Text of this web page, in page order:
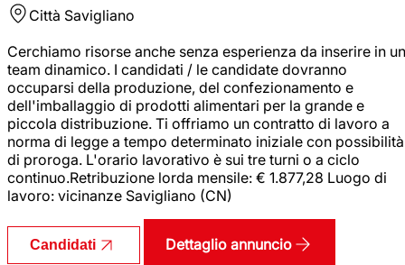
Città Savigliano
Cerchiamo risorse anche senza esperienza da inserire in un
team dinamico. I candidati / le candidate dovranno
occuparsi della produzione, del confezionamento e
dell'imballaggio di prodotti alimentari per la grande e
piccola distribuzione. Ti offriamo un contratto di lavoro a
norma di legge a tempo determinato iniziale con possibilità
di proroga. L'orario lavorativo è sui tre turni o a ciclo
continuo.Retribuzione lorda mensile: € 1.877,28 Luogo di
lavoro: vicinanze Savigliano (CN)
Candidati Dettaglio annuncio